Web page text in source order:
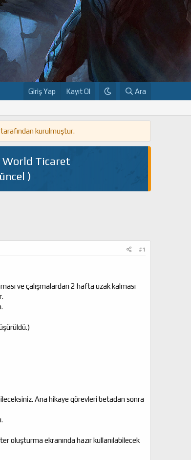
Giriş Yap Kayıt Ol Ara
kurulmuştur.
World Ticaret
)
#1
ve çalışmalardan 2 hafta uzak kalması
Ana hikaye görevleri betadan sonra
oluşturma ekranında hazır kullanılabilecek